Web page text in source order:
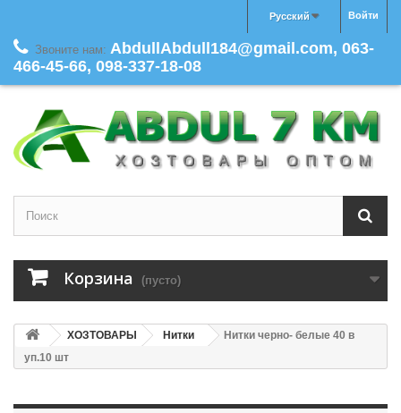
Войти
Русский
Звоните нам: AbdullAbdull184@gmail.com, 063-
466-45-66, 098-337-18-08
Корзина (пусто)
ХОЗТОВАРЫ Нитки
Нитки черно- белые 40 в
уп.10 шт